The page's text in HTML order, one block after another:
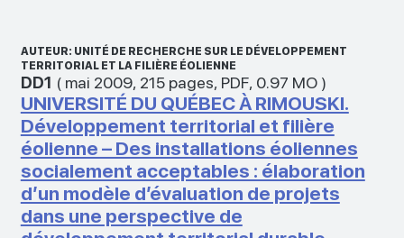
AUTEUR: UNITÉ DE RECHERCHE SUR LE DÉVELOPPEMENT
TERRITORIAL ET LA FILIÈRE ÉOLIENNE
DD1 ( mai 2009, 215 pages, PDF, 0.97 MO)
UNIVERSITÉ DU QUÉBEC À RIMOUSKI.
Développement territorial et filière
éolienne – Des installations éoliennes
socialement acceptables : élaboration
d’un modèle d’évaluation de projets
dans une perspective de